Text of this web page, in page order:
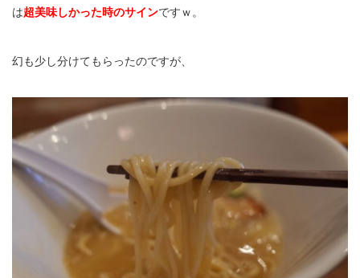
は超美味しかった時のサインですｗ。
幻も少し分けてもらったのですが、